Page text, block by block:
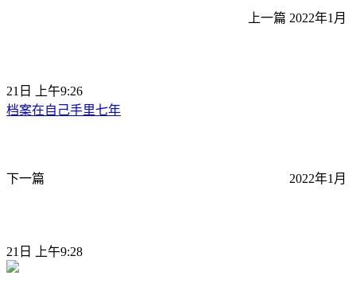
上一篇 2022年1月
21日 上午9:26
档案在自己手里七年
下一篇 2022年1月
21日 上午9:28